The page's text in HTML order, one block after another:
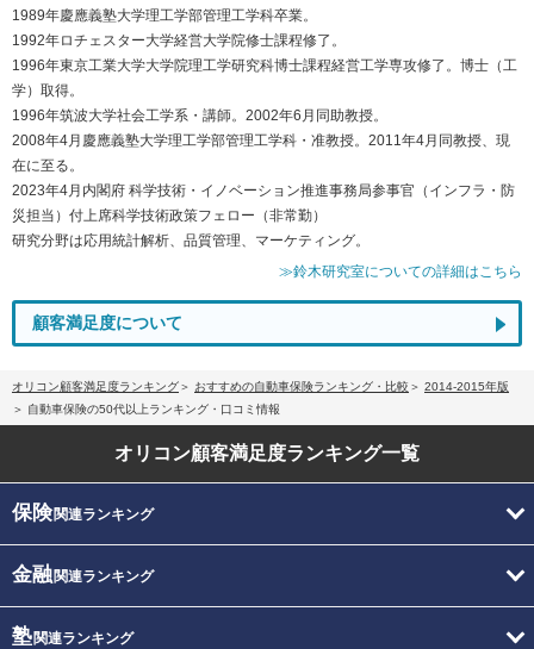
1989年慶應義塾大学理工学部管理工学科卒業。
1992年ロチェスター大学経営大学院修士課程修了。
1996年東京工業大学大学院理工学研究科博士課程経営工学専攻修了。博士（工
学）取得。
1996年筑波大学社会工学系・講師。2002年6月同助教授。
2008年4月慶應義塾大学理工学部管理工学科・准教授。2011年4月同教授、現
在に至る。
2023年4月内閣府 科学技術・イノベーション推進事務局参事官（インフラ・防
災担当）付上席科学技術政策フェロー（非常勤）
研究分野は応用統計解析、品質管理、マーケティング。
≫鈴木研究室についての詳細はこちら
顧客満足度について
オリコン顧客満足度ランキング おすすめの自動車保険ランキング・比較
2014-2015年版
自動車保険の50代以上ランキング・口コミ情報
オリコン顧客満足度ランキング一覧
保険関連ランキング
金融関連ランキング
塾関連ランキング